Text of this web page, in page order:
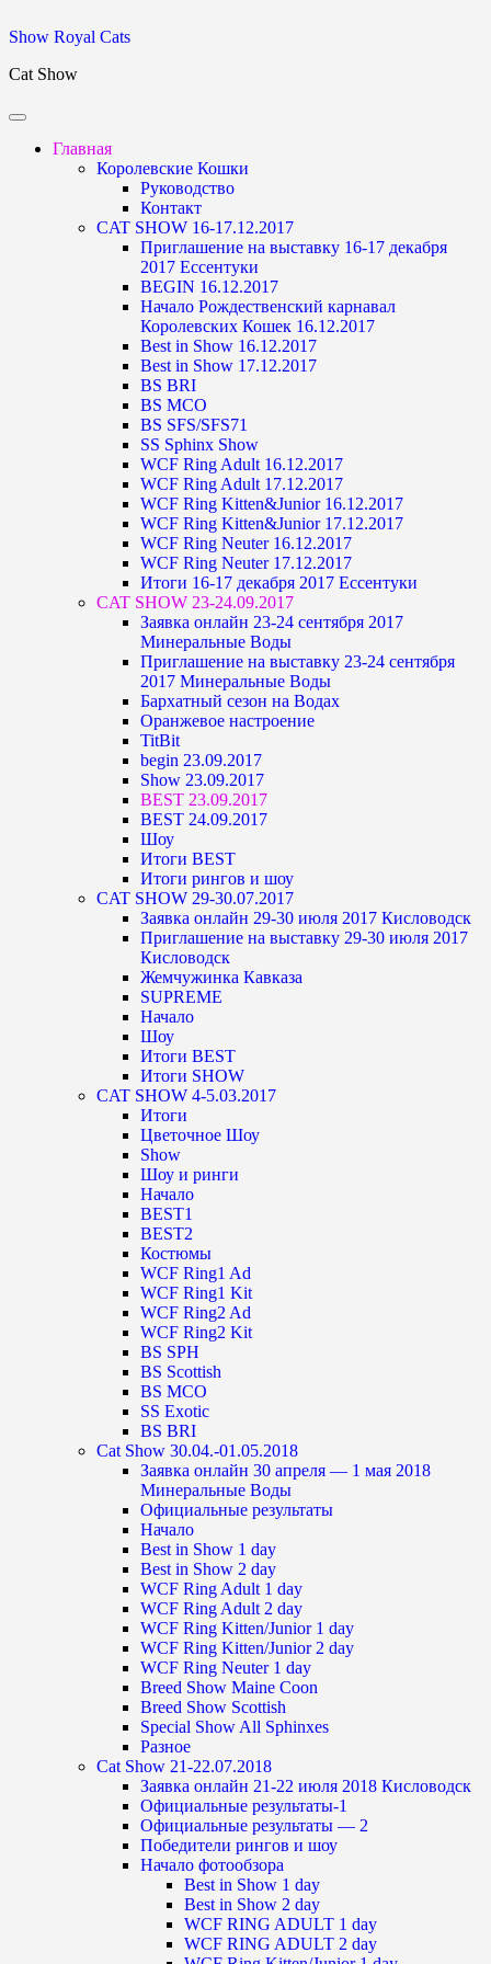
Skip
content
Show Royal Cats
Cat Show
Главная
Королевские Кошки
Руководство
Контакт
CAT SHOW 16-17.12.2017
Приглашение на выставку 16-17 декабря
2017 Ессентуки
BEGIN 16.12.2017
Начало Рождественский карнавал
Королевских Кошек 16.12.2017
Best in Show 16.12.2017
Best in Show 17.12.2017
BS BRI
BS MCO
BS SFS/SFS71
SS Sphinx Show
WCF Ring Adult 16.12.2017
WCF Ring Adult 17.12.2017
WCF Ring Kitten&Junior 16.12.2017
WCF Ring Kitten&Junior 17.12.2017
WCF Ring Neuter 16.12.2017
WCF Ring Neuter 17.12.2017
Итоги 16-17 декабря 2017 Ессентуки
CAT SHOW 23-24.09.2017
Заявка онлайн 23-24 сентября 2017
Минеральные Воды
Приглашение на выставку 23-24 сентября
2017 Минеральные Воды
Бархатный сезон на Водах
Оранжевое настроение
TitBit
begin 23.09.2017
Show 23.09.2017
BEST 23.09.2017
BEST 24.09.2017
Шоу
Итоги BEST
Итоги рингов и шоу
CAT SHOW 29-30.07.2017
Заявка онлайн 29-30 июля 2017 Кисловодск
Приглашение на выставку 29-30 июля 2017
Кисловодск
Жемчужинка Кавказа
SUPREME
Начало
Шоу
Итоги BEST
Итоги SHOW
CAT SHOW 4-5.03.2017
Итоги
Цветочное Шоу
Show
Шоу и ринги
Начало
BEST1
BEST2
Костюмы
WCF Ring1 Ad
WCF Ring1 Kit
WCF Ring2 Ad
WCF Ring2 Kit
BS SPH
BS Scottish
BS MCO
SS Exotic
BS BRI
Cat Show 30.04.-01.05.2018
Заявка онлайн 30 апреля — 1 мая 2018
Минеральные Воды
Официальные результаты
Начало
Best in Show 1 day
Best in Show 2 day
WCF Ring Adult 1 day
WCF Ring Adult 2 day
WCF Ring Kitten/Junior 1 day
WCF Ring Kitten/Junior 2 day
WCF Ring Neuter 1 day
Breed Show Maine Coon
Breed Show Scottish
Special Show All Sphinxes
Разное
Cat Show 21-22.07.2018
Заявка онлайн 21-22 июля 2018 Кисловодск
Официальные результаты-1
Официальные результаты — 2
Победители рингов и шоу
Начало фотообзора
Best in Show 1 day
Best in Show 2 day
WCF RING ADULT 1 day
WCF RING ADULT 2 day